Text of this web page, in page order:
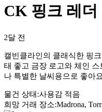
CK 핑크 레더
2달 전
캘빈클라인의 클래식한 핑
태 좋고 금장 로고와 체인 스
나 특별한 날씨용으로 좋아
물건 상태 :사용감 적음
희망 거래 장소:Madrona,